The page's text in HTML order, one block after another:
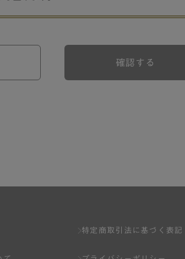
確認する
特定商取引法に基づく表記